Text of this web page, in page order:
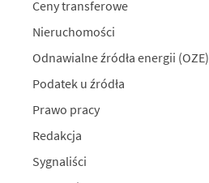
Ceny transferowe
Nieruchomości
Odnawialne źródła energii (OZE)
Podatek u źródła
Prawo pracy
Redakcja
Sygnaliści